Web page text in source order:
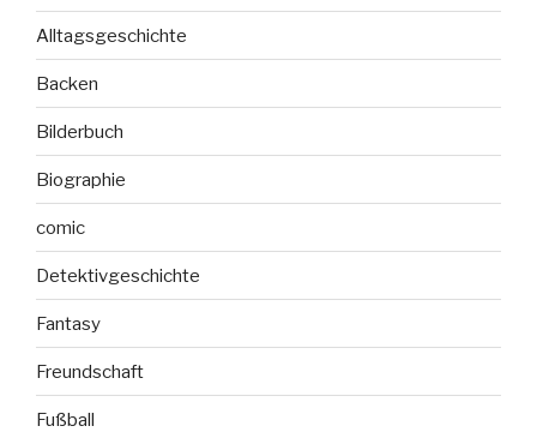
Alltagsgeschichte
Backen
Bilderbuch
Biographie
comic
Detektivgeschichte
Fantasy
Freundschaft
Fußball